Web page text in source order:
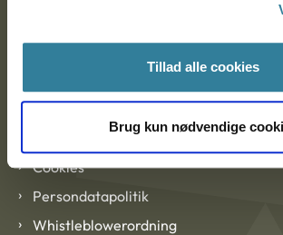
Tillad alle cookies
Brug kun nødvendige
Blanketter og kontaktformularer
Links
Tilgængelighedserklæring
Cookies
Persondatapolitik
Whistleblowerordning